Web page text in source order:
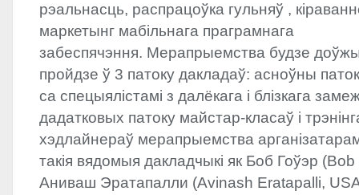
рэальнасць, распрацоўка гульняў ,
маркетынг мабільнага праграмнага
забеспячэння. Мерапрыемства будзе
пройдзе ў 3 патоку дакладаў: асноўны
са спецыялістамі з далёкага і блізкага
дадатковых патоку майстар-класаў і
хэдлайнераў мерапрыемства
такія вядомыя дакладчыкі як Боб Гоўэр
Аниваш Эратапалли (Avinash Eratapalli,